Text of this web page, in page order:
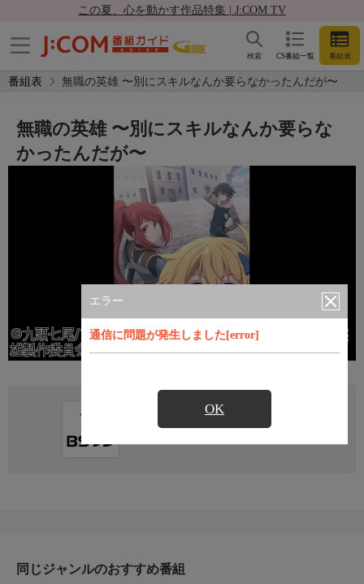
この夏、心を動かす作品特集 | J:COM TV
CS番組一覧 番組表
検索
番組表 無職の英雄 〜別にスキルなんか要らなかったんだが〜
エラー
通信に問題が発生しました[error]
OK
無職の英雄 〜別にスキルなんか要らな
かったんだが〜
直近の放送予定はありません
同じジャンルのおすすめ番組